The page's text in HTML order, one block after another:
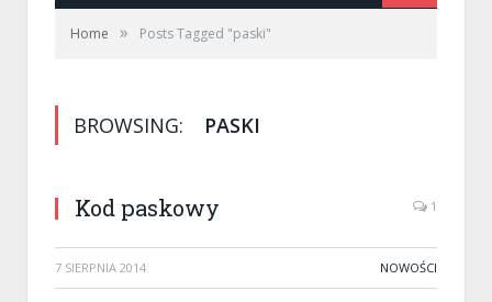
Home » Posts Tagged "paski"
BROWSING: PASKI
Kod paskowy 1
7 SIERPNIA 2014 NOWOŚCI